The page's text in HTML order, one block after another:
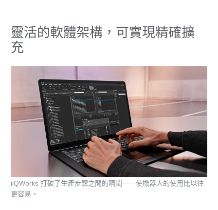
靈活的軟體架構，可實現精確擴
充
iiQWorks 打破了生產步驟之間的隔閡——使機器人的使用比以往
更容易。